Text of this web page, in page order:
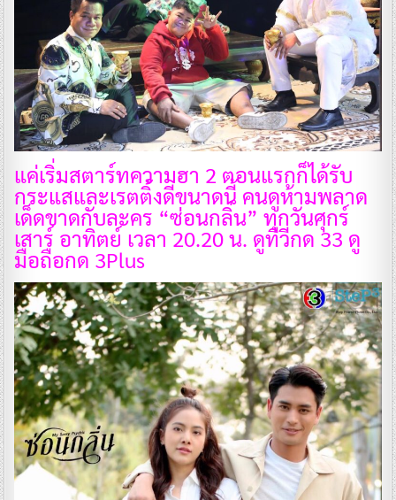
แค่เริ่มสตาร์ทความฮา 2 ตอนแรกก็ได้รับ
กระแสและเรตติ้งดีขนาดนี้ คนดูห้ามพลาด
เด็ดขาดกับละคร “ซ่อนกลิ่น” ทุกวันศุกร์
เสาร์ อาทิตย์ เวลา 20.20 น. ดูทีวีกด 33 ดู
มือถือกด 3Plus